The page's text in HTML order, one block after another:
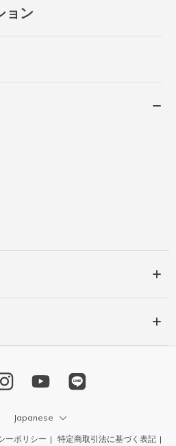
ョン
Japanese
ーポリシー
特定商取引法に基づく表記